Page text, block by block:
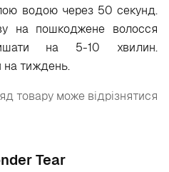
водою через 50 секунд.
на пошкоджене волосся
на 5-10 хвилин.
на тиждень.
товару може відрізнятися
Tear